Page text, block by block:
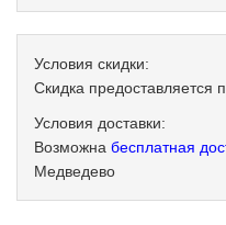
Условия скидки:
Скидка предоставляется
Условия доставки:
Возможна бесплатная
Медведево